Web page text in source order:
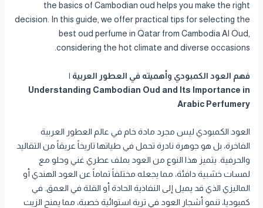
the basics of Cambodian oud helps you make the right
decision. In this guide, we offer practical tips for selecting the
best oud perfume in Qatar from Cambodia Al Oud,
considering the hot climate and diverse occasions.
فهم العود الكمبودي وأهميته في العطور العربية |
Understanding Cambodian Oud and Its Importance in
Arabic Perfumery
العود الكمبودي ليس مجرد مادة خام في عالم العطور العربية
الفاخرة، بل هو جوهرة نادرة تحمل في طياتها تاريخاً عريقاً من التقاليد
والحرفية. يتميز هذا النوع من العود بملف عطري غني وحلو مع
لمسات خشبية دافئة، مما يجعله مختلفاً تماماً عن العود الهندي أو
الماليزي الذي قد يميل إلى النفاذية الحادة أو القلة في العمق. في
كمبوديا، تنمو أشجار العود في تربة استوائية خصبة، مما يمنح الزيت